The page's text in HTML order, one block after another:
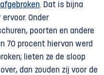
afgebroken. Dat is bijna
Onder
poorten en andere
70 procent hiervan werd
lieten ze de sloop
dan zouden zij voor de